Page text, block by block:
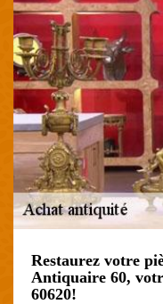
Restaurez votre
Antiquaire 60,
60620!